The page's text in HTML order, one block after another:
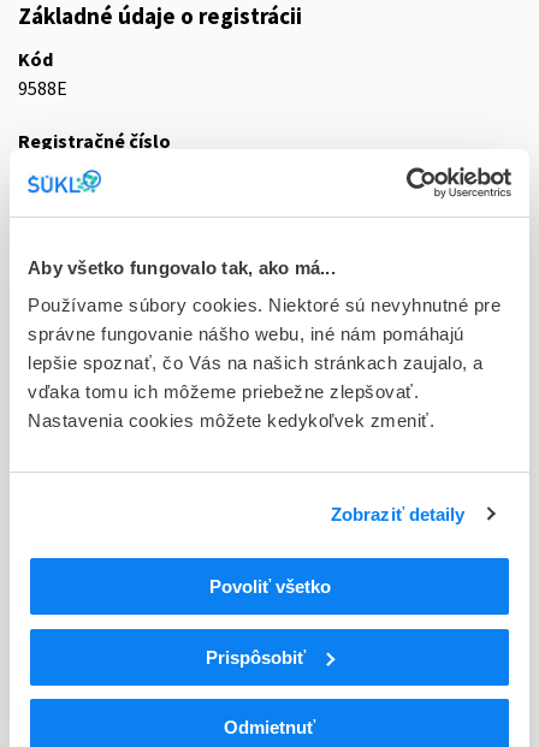
Aby všetko fungovalo tak, ako má...
Používame súbory cookies. Niektoré sú nevyhnutné pre
správne fungovanie nášho webu, iné nám pomáhajú
lepšie spoznať, čo Vás na našich stránkach zaujalo, a
vďaka tomu ich môžeme priebežne zlepšovať.
Nastavenia cookies môžete kedykoľvek zmeniť.
Zobraziť detaily
Povoliť všetko
Prispôsobiť
Odmietnuť
Základné údaje o registrácii
Kód
9588E
Registračné číslo
92/0081/25-S
Doplnok
Stav
R - Aktuálna registrácia
Typ registračnej procedúry
Decentralizovaná
Držiteľ, krajina
92 - TRADIČNÉ RASTLINNÉ LIEKY